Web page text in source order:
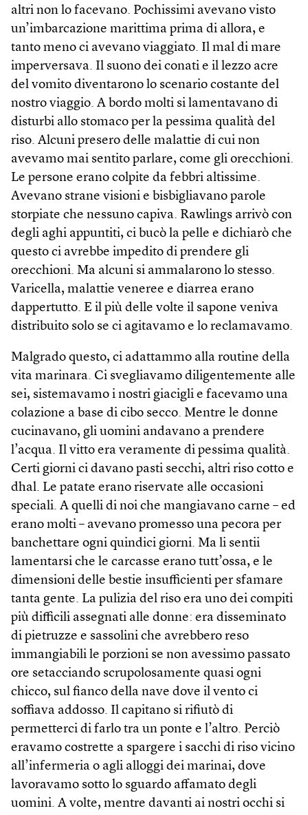
altri non lo facevano. Pochissimi avevano visto
un’imbarcazione marittima prima di allora, e
tanto meno ci avevano viaggiato. Il mal di mare
imperversava. Il suono dei conati e il lezzo acre
del vomito diventarono lo scenario costante del
nostro viaggio. A bordo molti si lamentavano di
disturbi allo stomaco per la pessima qualità del
riso. Alcuni presero delle malattie di cui non
avevamo mai sentito parlare, come gli orecchioni.
Le persone erano colpite da febbri altissime.
Avevano strane visioni e bisbigliavano parole
storpiate che nessuno capiva. Rawlings arrivò con
degli aghi appuntiti, ci bucò la pelle e dichiarò che
questo ci avrebbe impedito di prendere gli
orecchioni. Ma alcuni si ammalarono lo stesso.
Varicella, malattie veneree e diarrea erano
dappertutto. E il più delle volte il sapone veniva
distribuito solo se ci agitavamo e lo reclamavamo.
Malgrado questo, ci adattammo alla routine della
vita marinara. Ci svegliavamo diligentemente alle
sei, sistemavamo i nostri giacigli e facevamo una
colazione a base di cibo secco. Mentre le donne
cucinavano, gli uomini andavano a prendere
l’acqua. Il vitto era veramente di pessima qualità.
Certi giorni ci davano pasti secchi, altri riso cotto e
dhal. Le patate erano riservate alle occasioni
speciali. A quelli di noi che mangiavano carne – ed
erano molti – avevano promesso una pecora per
banchettare ogni quindici giorni. Ma li sentii
lamentarsi che le carcasse erano tutt’ossa, e le
dimensioni delle bestie insufficienti per sfamare
tanta gente. La pulizia del riso era uno dei compiti
più difficili assegnati alle donne: era disseminato
di pietruzze e sassolini che avrebbero reso
immangiabili le porzioni se non avessimo passato
ore setacciando scrupolosamente quasi ogni
chicco, sul fianco della nave dove il vento ci
soffiava addosso. Il capitano si rifiutò di
permetterci di farlo tra un ponte e l’altro. Perciò
eravamo costrette a spargere i sacchi di riso vicino
all’infermeria o agli alloggi dei marinai, dove
lavoravamo sotto lo sguardo affamato degli
uomini. A volte, mentre davanti ai nostri occhi si